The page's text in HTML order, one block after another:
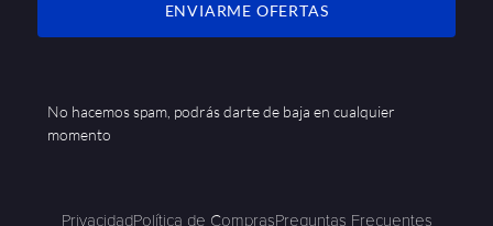
ENVIARME OFERTAS
No hacemos spam, podrás darte de baja en cualquier
momento
PrivacidadPolítica de ComprasPreguntas Frecuentes